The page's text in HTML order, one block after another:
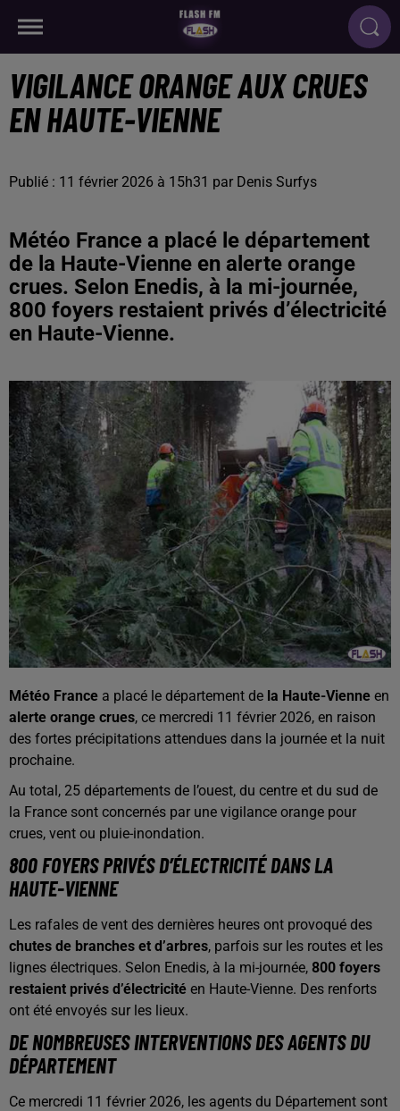
VIGILANCE ORANGE AUX CRUES
EN HAUTE-VIENNE
Publié : 11 février 2026 à 15h31 par Denis Surfys
Météo France a placé le département
de la Haute-Vienne en alerte orange
crues. Selon Enedis, à la mi-journée,
800 foyers restaient privés d’électricité
en Haute-Vienne.
Météo France a placé le département de la Haute-Vienne en
alerte orange crues, ce mercredi 11 février 2026, en raison
des fortes précipitations attendues dans la journée et la nuit
prochaine.
Au total, 25 départements de l’ouest, du centre et du sud de
la France sont concernés par une vigilance orange pour
crues, vent ou pluie-inondation.
800 FOYERS PRIVÉS D’ÉLECTRICITÉ DANS LA
HAUTE-VIENNE
Les rafales de vent des dernières heures ont provoqué des
chutes de branches et d’arbres, parfois sur les routes et les
lignes électriques. Selon Enedis, à la mi-journée, 800 foyers
restaient privés d’électricité en Haute-Vienne. Des renforts
ont été envoyés sur les lieux.
DE NOMBREUSES INTERVENTIONS DES AGENTS DU
DÉPARTEMENT
Ce mercredi 11 février 2026, les agents du Département sont